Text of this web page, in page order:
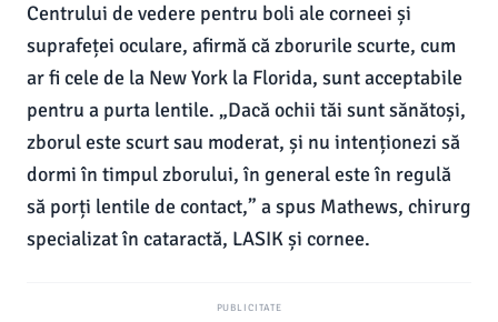
Centrului de vedere pentru boli ale corneei și
suprafeței oculare, afirmă că zborurile scurte, cum
ar fi cele de la New York la Florida, sunt acceptabile
pentru a purta lentile. „Dacă ochii tăi sunt sănătoși,
zborul este scurt sau moderat, și nu intenționezi să
dormi în timpul zborului, în general este în regulă
să porți lentile de contact,” a spus Mathews, chirurg
specializat în cataractă, LASIK și cornee.
PUBLICITATE